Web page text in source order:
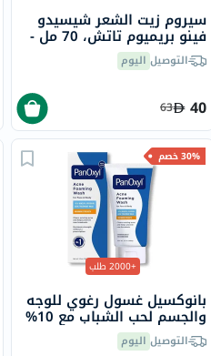
سيروم زيت الشعر شيسيدو
فينو بريميوم تاتش، 70 مل -
إصدار الشريط الوردي
التوصيل اليوم
40
63
30% خصم
+2000 طلب
بانوكسيل غسول رغوي للوجه
والجسم لحب الشباب مع 10%
بيروكسيد البنزويل 156 جرام
التوصيل اليوم